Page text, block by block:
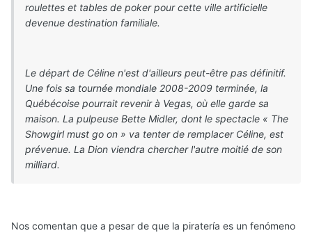
roulettes et tables de poker pour cette ville artificielle
devenue destination familiale.
Le départ de Céline n'est d'ailleurs peut-être pas définitif.
Une fois sa tournée mondiale 2008-2009 terminée, la
Québécoise pourrait revenir à Vegas, où elle garde sa
maison. La pulpeuse Bette Midler, dont le spectacle « The
Showgirl must go on » va tenter de remplacer Céline, est
prévenue. La Dion viendra chercher l'autre moitié de son
milliard.
Nos comentan que a pesar de que la piratería es un fenómeno